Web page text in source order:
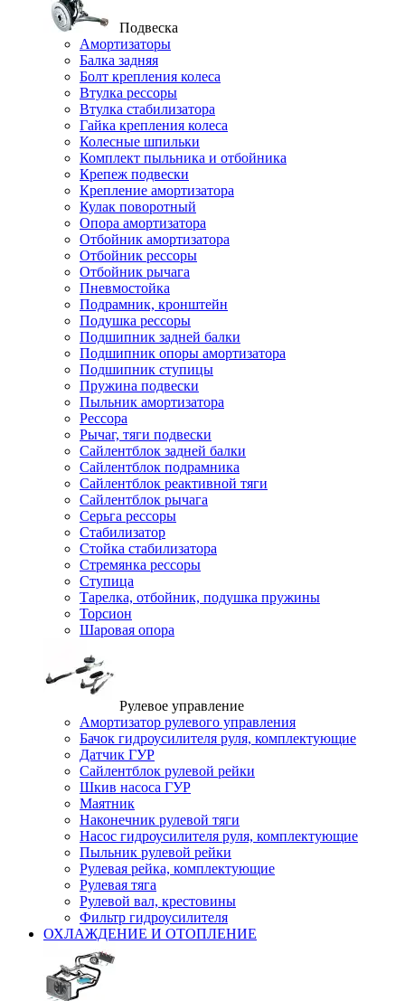
Подвеска
Амортизаторы
Балка задняя
Болт крепления колеса
Втулка рессоры
Втулка стабилизатора
Гайка крепления колеса
Колесные шпильки
Комплект пыльника и отбойника
Крепеж подвески
Крепление амортизатора
Кулак поворотный
Опора амортизатора
Отбойник амортизатора
Отбойник рессоры
Отбойник рычага
Пневмостойка
Подрамник, кронштейн
Подушка рессоры
Подшипник задней балки
Подшипник опоры амортизатора
Подшипник ступицы
Пружина подвески
Пыльник амортизатора
Рессора
Рычаг, тяги подвески
Сайлентблок задней балки
Сайлентблок подрамника
Сайлентблок реактивной тяги
Сайлентблок рычага
Серьга рессоры
Стабилизатор
Стойка стабилизатора
Стремянка рессоры
Ступица
Тарелка, отбойник, подушка пружины
Торсион
Шаровая опора
Рулевое управление
Амортизатор рулевого управления
Бачок гидроусилителя руля, комплектующие
Датчик ГУР
Сайлентблок рулевой рейки
Шкив насоса ГУР
Маятник
Наконечник рулевой тяги
Насос гидроусилителя руля, комплектующие
Пыльник рулевой рейки
Рулевая рейка, комплектующие
Рулевая тяга
Рулевой вал, крестовины
Фильтр гидроусилителя
ОХЛАЖДЕНИЕ И ОТОПЛЕНИЕ